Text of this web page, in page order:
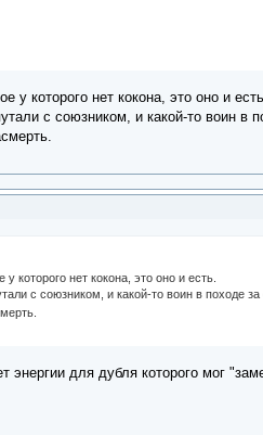
у которого нет кокона, это оно и есть.
с союзником, и какой-то воин
которого нет кокона, это оно и есть.
с союзником, и какой-то воин в походе
энергии для дубля которого мог